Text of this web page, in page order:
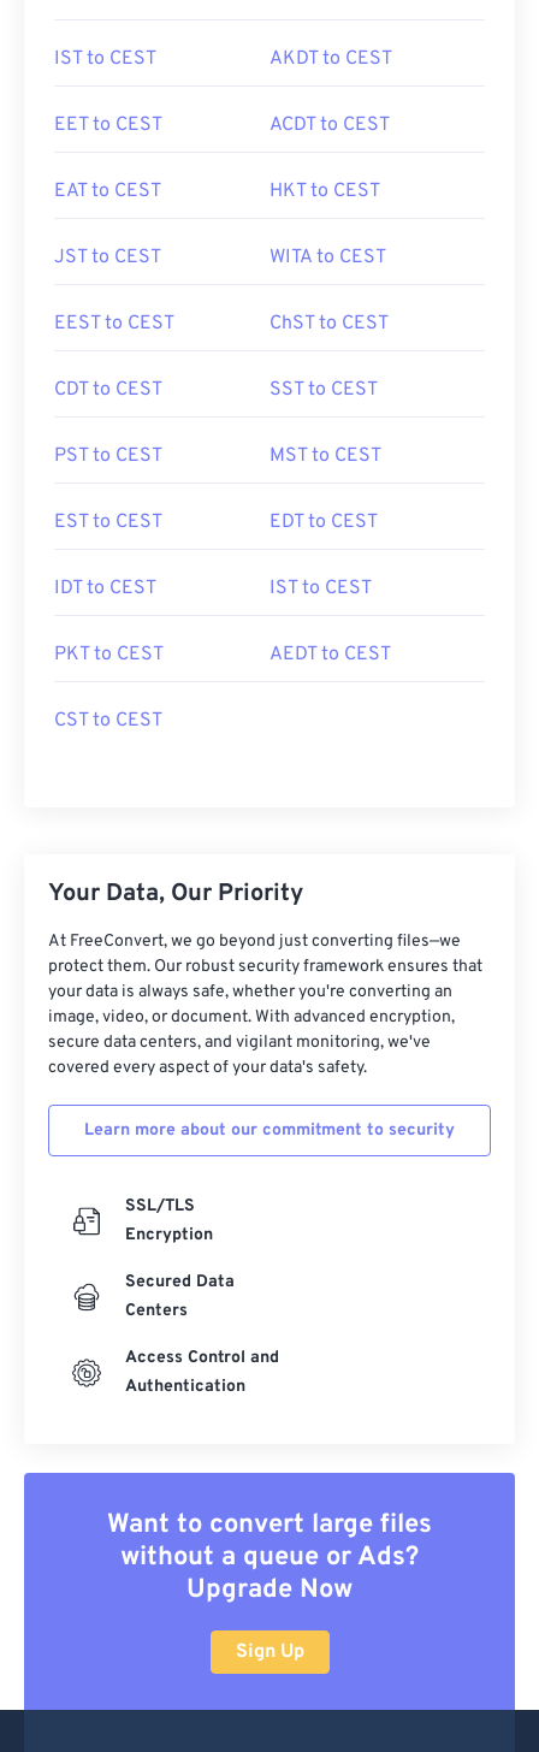
IST to CEST AKDT to CEST
EET to CEST ACDT to CEST
EAT to CEST HKT to CEST
JST to CEST WITA to CEST
EEST to CEST ChST to CEST
CDT to CEST SST to CEST
PST to CEST MST to CEST
EST to CEST EDT to CEST
IDT to CEST IST to CEST
PKT to CEST AEDT to CEST
CST to CEST
Your Data, Our Priority
At FreeConvert, we go beyond just converting files—we
protect them. Our robust security framework ensures that
your data is always safe, whether you're converting an
image, video, or document. With advanced encryption,
secure data centers, and vigilant monitoring, we've
covered every aspect of your data's safety.
Learn more about our commitment to security
SSL/TLS
Encryption
Secured Data
Centers
Access Control and
Authentication
Want to convert large files
without a queue or Ads?
Upgrade Now
Sign Up